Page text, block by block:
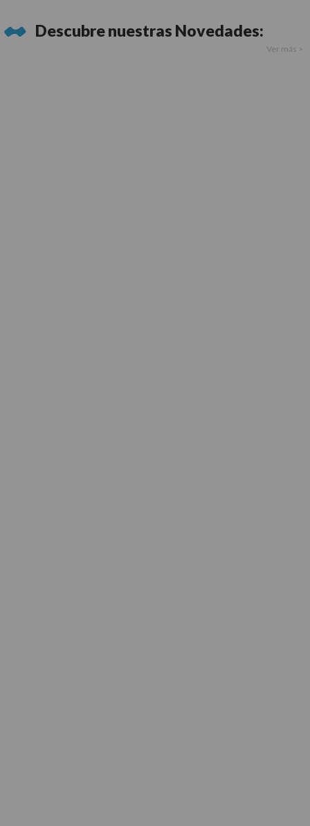
Descubre nuestras Novedades:
Ver más >